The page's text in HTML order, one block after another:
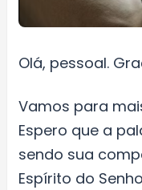
Olá, pessoal.
Vamos para
Espero que a
sendo sua
Espírito do